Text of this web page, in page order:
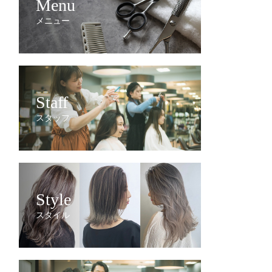
Menu
メニュー
Staff
スタッフ
Style
スタイル